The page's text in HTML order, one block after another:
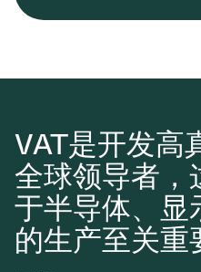
VAT是开发高
全球领导者，
于半导体、显
的生产至关重